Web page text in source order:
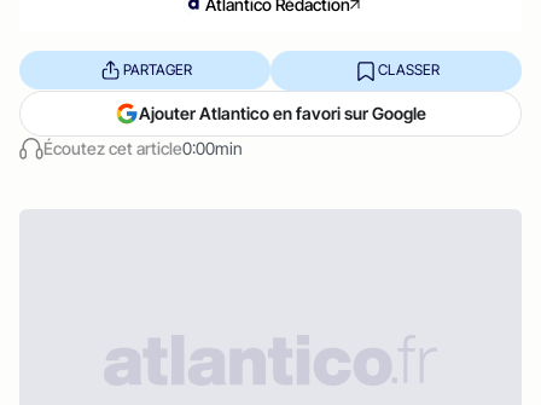
Écoutez cet article0:00min
PARTAGER CLASSER
Ajouter Atlantico en favori sur Google